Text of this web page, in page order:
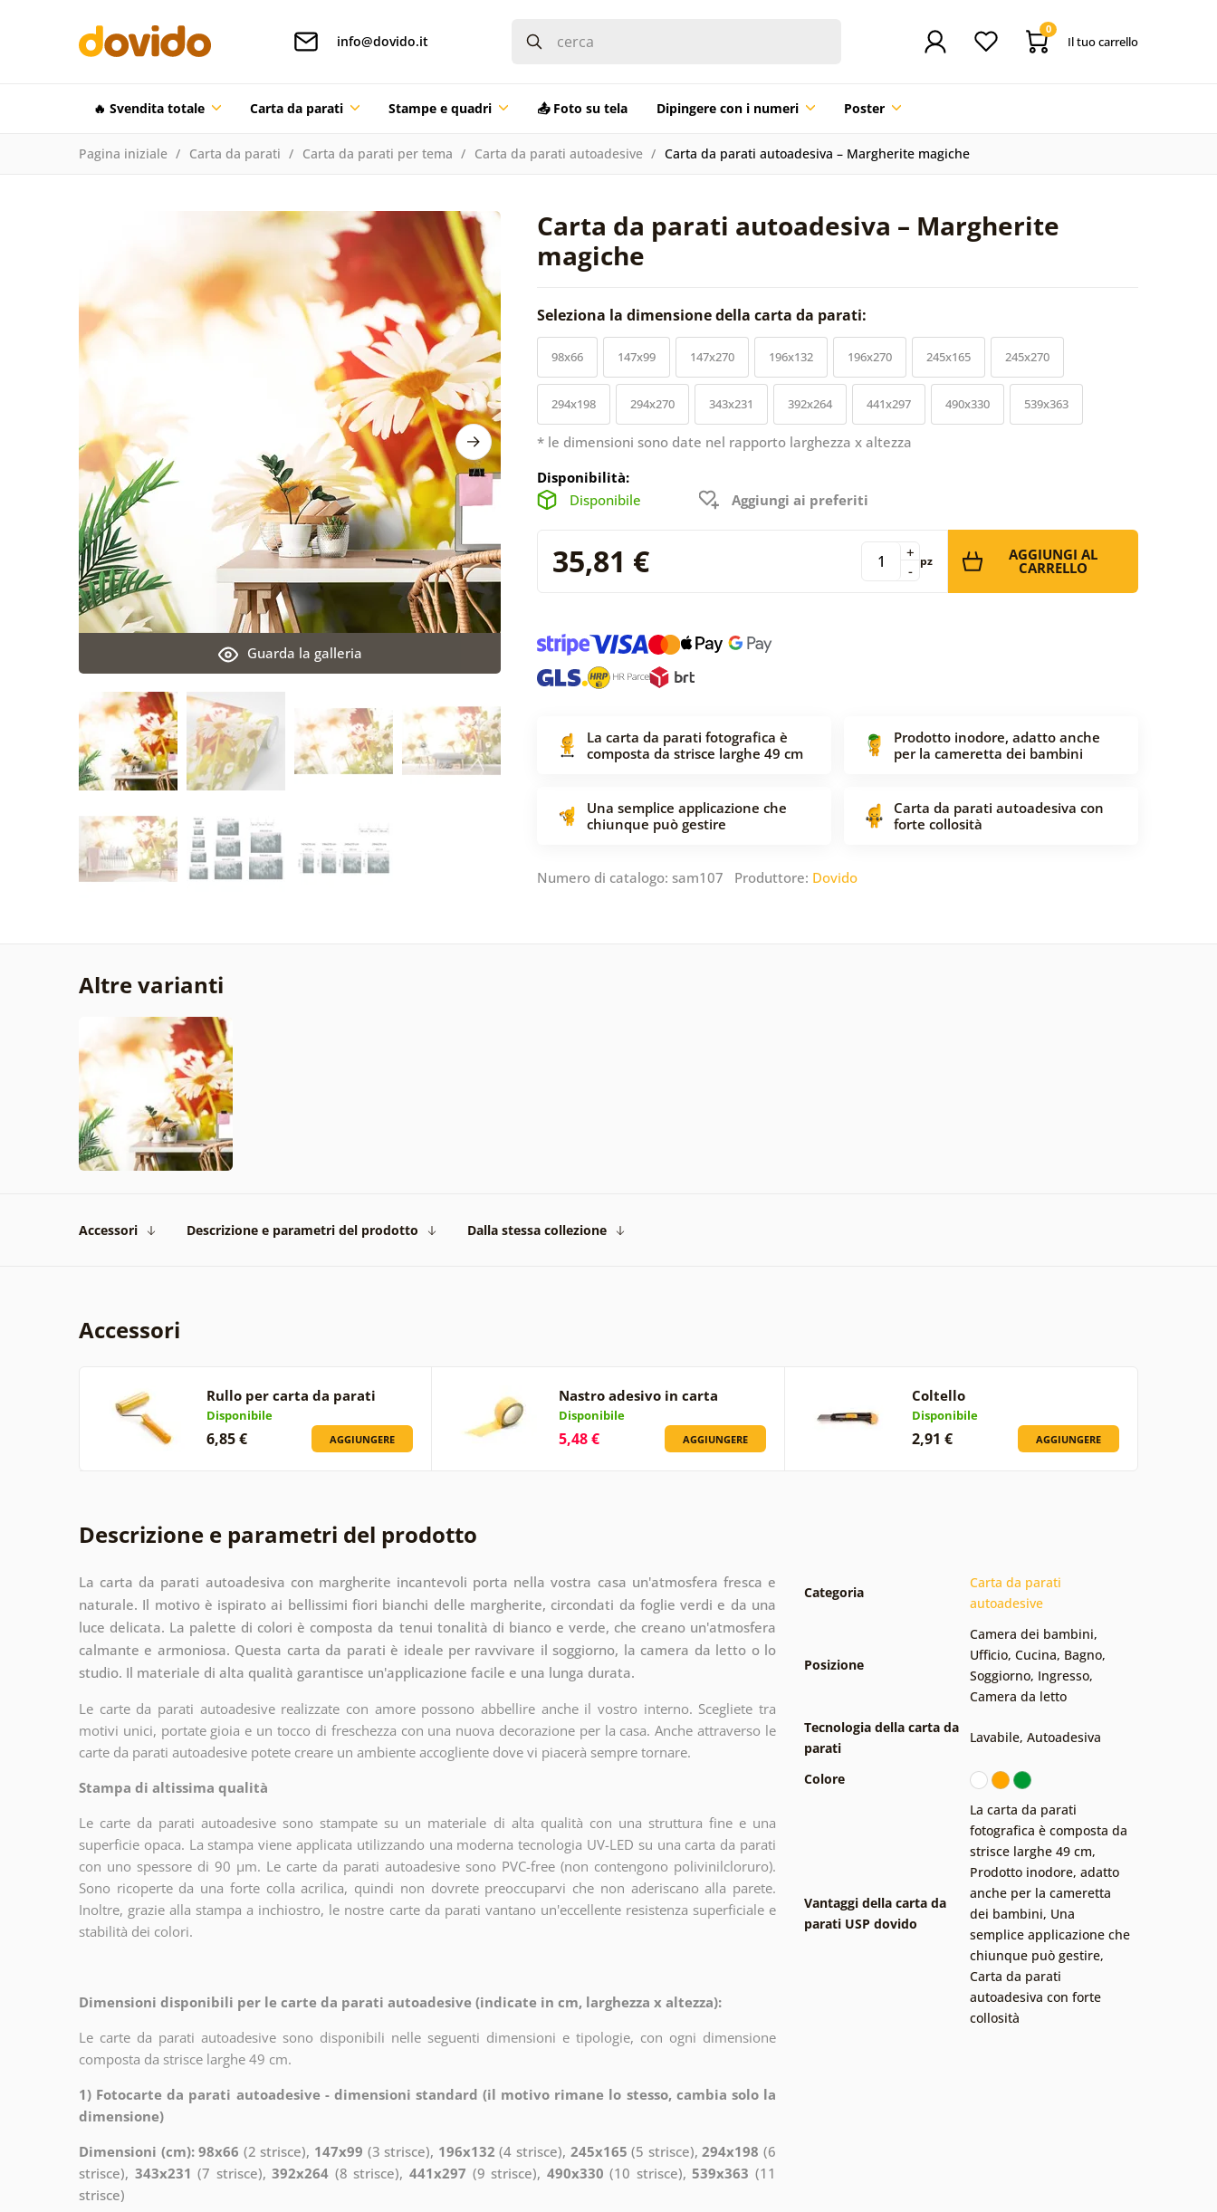
info@dovido.it
0
Il tuo carrello
🔥 Svendita totale Carta da parati Stampe e quadri 📤 Foto su tela Dipingere con i numeri Poster
Pagina iniziale Carta da parati Carta da parati per tema Carta da parati autoadesive Carta da parati autoadesiva – Margherite magiche
Carta da parati autoadesiva – Margherite
magiche
Guarda la galleria
Seleziona la dimensione della carta da parati:
98x66 147x99 147x270 196x132 196x270 245x165 245x270
294x198 294x270 343x231 392x264 441x297 490x330 539x363
* le dimensioni sono date nel rapporto larghezza x altezza
Disponibilità:
Disponibile
Aggiungi ai preferiti
35,81 € -
+ pz AGGIUNGI AL
CARRELLO
La carta da parati fotografica è
composta da strisce larghe 49 cm
Prodotto inodore, adatto anche
per la cameretta dei bambini
Una semplice applicazione che
chiunque può gestire
Carta da parati autoadesiva con
forte collosità
Numero di catalogo: sam107 Produttore: Dovido
Altre varianti
Accessori Descrizione e parametri del prodotto Dalla stessa collezione
Accessori
Rullo per carta da parati
Disponibile
6,85 € AGGIUNGERE
Nastro adesivo in carta
Disponibile
5,48 € AGGIUNGERE
Coltello
Disponibile
2,91 € AGGIUNGERE
Descrizione e parametri del prodotto
La carta da parati autoadesiva con margherite incantevoli porta nella vostra casa un'atmosfera fresca e
naturale. Il motivo è ispirato ai bellissimi fiori bianchi delle margherite, circondati da foglie verdi e da una
luce delicata. La palette di colori è composta da tenui tonalità di bianco e verde, che creano un'atmosfera
calmante e armoniosa. Questa carta da parati è ideale per ravvivare il soggiorno, la camera da letto o lo
studio. Il materiale di alta qualità garantisce un'applicazione facile e una lunga durata.
Le carte da parati autoadesive realizzate con amore possono abbellire anche il vostro interno. Scegliete tra
motivi unici, portate gioia e un tocco di freschezza con una nuova decorazione per la casa. Anche attraverso le
carte da parati autoadesive potete creare un ambiente accogliente dove vi piacerà sempre tornare.
Stampa di altissima qualità
Le carte da parati autoadesive sono stampate su un materiale di alta qualità con una struttura fine e una
superficie opaca. La stampa viene applicata utilizzando una moderna tecnologia UV-LED su una carta da parati
con uno spessore di 90 µm. Le carte da parati autoadesive sono PVC-free (non contengono polivinilcloruro).
Sono ricoperte da una forte colla acrilica, quindi non dovrete preoccuparvi che non aderiscano alla parete.
Inoltre, grazie alla stampa a inchiostro, le nostre carte da parati vantano un'eccellente resistenza superficiale e
stabilità dei colori.
Dimensioni disponibili per le carte da parati autoadesive (indicate in cm, larghezza x altezza):
Le carte da parati autoadesive sono disponibili nelle seguenti dimensioni e tipologie, con ogni dimensione
composta da strisce larghe 49 cm.
1) Fotocarte da parati autoadesive - dimensioni standard (il motivo rimane lo stesso, cambia solo la
dimensione)
Dimensioni (cm): 98x66 (2 strisce), 147x99 (3 strisce), 196x132 (4 strisce), 245x165 (5 strisce),294x198 (6
strisce), 343x231 (7 strisce),392x264 (8 strisce),441x297 (9 strisce), 490x330 (10 strisce),539x363 (11
strisce)
Categoria
Carta da parati
autoadesive
Posizione
Camera dei bambini,
Ufficio, Cucina, Bagno,
Soggiorno, Ingresso,
Camera da letto
Tecnologia della carta da
parati
Lavabile, Autoadesiva
Colore
Vantaggi della carta da
parati USP dovido
La carta da parati
fotografica è composta da
strisce larghe 49 cm,
Prodotto inodore, adatto
anche per la cameretta
dei bambini, Una
semplice applicazione che
chiunque può gestire,
Carta da parati
autoadesiva con forte
collosità